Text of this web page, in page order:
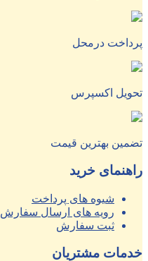
پرداخت درمحل
تحویل اکسپرس
تضمین بهترین قیمت
راهنمای خرید
شیوه های پرداخت
رویه های ارسال سفارش
ثبت سفارش
خدمات مشتریان